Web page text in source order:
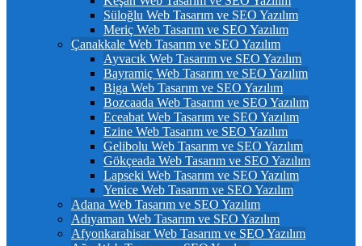
Süloğlu Web Tasarım ve SEO Yazılım
Meriç Web Tasarım ve SEO Yazılım
Çanakkale Web Tasarım ve SEO Yazılım
Ayvacık Web Tasarım ve SEO Yazılım
Bayramiç Web Tasarım ve SEO Yazılım
Biga Web Tasarım ve SEO Yazılım
Bozcaada Web Tasarım ve SEO Yazılım
Eceabat Web Tasarım ve SEO Yazılım
Ezine Web Tasarım ve SEO Yazılım
Gelibolu Web Tasarım ve SEO Yazılım
Gökçeada Web Tasarım ve SEO Yazılım
Lapseki Web Tasarım ve SEO Yazılım
Yenice Web Tasarım ve SEO Yazılım
Adana Web Tasarım ve SEO Yazılım
Adıyaman Web Tasarım ve SEO Yazılım
Afyonkarahisar Web Tasarım ve SEO Yazılım